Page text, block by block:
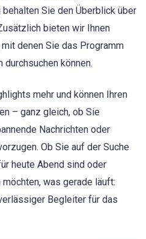
Sie den Überblick über
bieten wir Ihnen
denen Sie das Programm
können.
mehr und können Ihren
– ganz gleich, ob Sie
Nachrichten oder
Ob Sie auf der Suche
heute Abend sind oder
was gerade läuft:
Begleiter für das